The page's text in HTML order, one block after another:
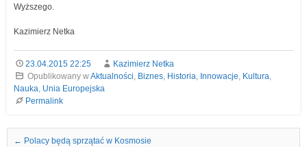
Wyższego.
Kazimierz Netka
23.04.2015 22:25
Kazimierz Netka
Opublikowany wAktualności, Biznes, Historia, Innowacje, Kultura,
Nauka, Unia Europejska
Permalink
Nawigacja we wpisach
← Polacy będą sprzątać w Kosmosie